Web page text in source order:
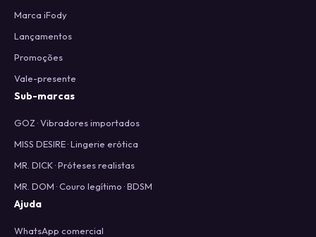
Marca iFody
Lançamentos
Promoções
Vale-presente
Sub-marcas
GOZ · Vibradores importados
MISS DESIRE · Lingerie erótica
MR. DICK · Próteses realistas
MR. DOM · Couro legítimo · BDSM
Ajuda
WhatsApp comercial